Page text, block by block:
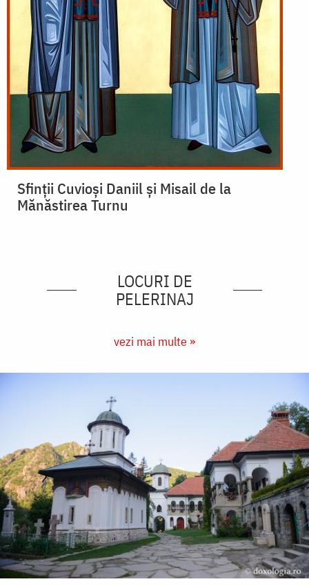
Sfinții Cuvioși Daniil și Misail de la
Mănăstirea Turnu
LOCURI DE
PELERINAJ
vezi mai multe »